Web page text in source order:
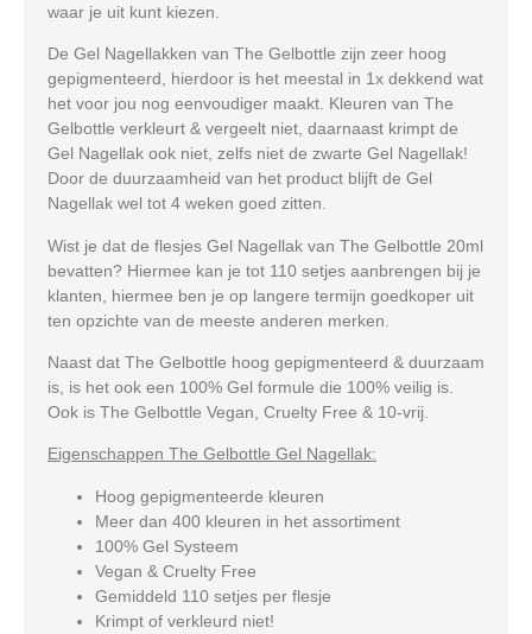
waar je uit kunt kiezen.
De Gel Nagellakken van The Gelbottle zijn zeer hoog
gepigmenteerd, hierdoor is het meestal in 1x dekkend wat
het voor jou nog eenvoudiger maakt. Kleuren van The
Gelbottle verkleurt & vergeelt niet, daarnaast krimpt de
Gel Nagellak ook niet, zelfs niet de zwarte Gel Nagellak!
Door de duurzaamheid van het product blijft de Gel
Nagellak wel tot 4 weken goed zitten.
Wist je dat de flesjes Gel Nagellak van The Gelbottle 20ml
bevatten? Hiermee kan je tot 110 setjes aanbrengen bij je
klanten, hiermee ben je op langere termijn goedkoper uit
ten opzichte van de meeste anderen merken.
Naast dat The Gelbottle hoog gepigmenteerd & duurzaam
is, is het ook een 100% Gel formule die 100% veilig is.
Ook is The Gelbottle Vegan, Cruelty Free & 10-vrij.
Eigenschappen The Gelbottle Gel Nagellak:
Hoog gepigmenteerde kleuren
Meer dan 400 kleuren in het assortiment
100% Gel Systeem
Vegan & Cruelty Free
Gemiddeld 110 setjes per flesje
Krimpt of verkleurd niet!